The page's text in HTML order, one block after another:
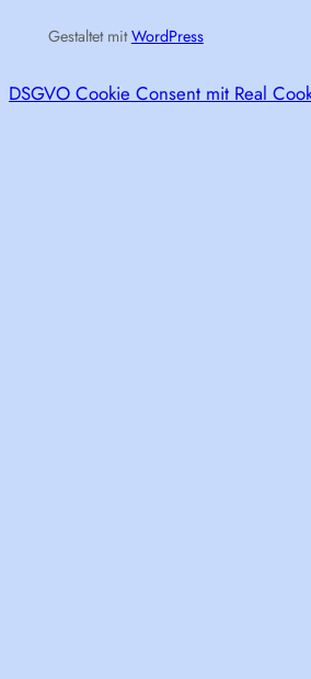
Gestaltet mitWordPress
DSGVO Cookie Consent mit Real